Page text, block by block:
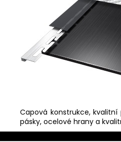
Capová konstrukce,
pásky, ocelové hrany a